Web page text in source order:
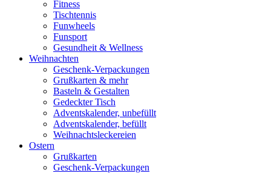
Fitness
Tischtennis
Funwheels
Funsport
Gesundheit & Wellness
Weihnachten
Geschenk-Verpackungen
Grußkarten & mehr
Basteln & Gestalten
Gedeckter Tisch
Adventskalender, unbefüllt
Adventskalender, befüllt
Weihnachtsleckereien
Ostern
Grußkarten
Geschenk-Verpackungen